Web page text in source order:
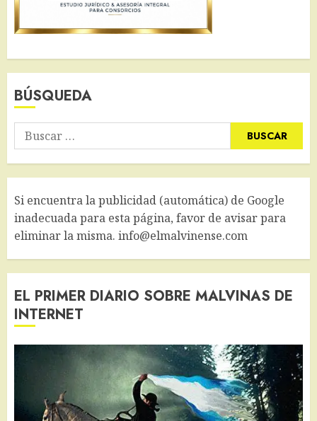
BÚSQUEDA
Buscar:
Si encuentra la publicidad (automática) de Google
inadecuada para esta página, favor de avisar para
eliminar la misma. info@elmalvinense.com
EL PRIMER DIARIO SOBRE MALVINAS DE
INTERNET